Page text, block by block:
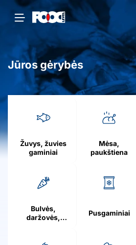
Jūros gėrybės
Žuvys, žuvies
gaminiai
Mėsa,
paukštiena
Bulvės,
daržovės,
Pusgaminiai